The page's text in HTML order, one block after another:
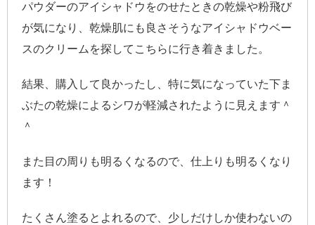
パウダーのアイシャドウをのせたときの乾燥や粉飛び
が気になり、乾燥肌にも良さそうなアイシャドウベー
スのクリームを探してこちらに行き着きました。
結果、購入して良かったし、特に気になっていた下ま
ぶたの乾燥によるシワが軽減されたように見えます＾
＾
また目の周りも明るくなるので、仕上りも明るくなり
ます！
たくさん塗るとよれるので、少しだけしか使わないの